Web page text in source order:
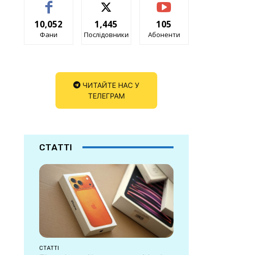
10,052
Фани
1,445
Послідовники
105
Абоненти
ЧИТАЙТЕ НАС У
ТЕЛЕГРАМ
СТАТТІ
СТАТТІ